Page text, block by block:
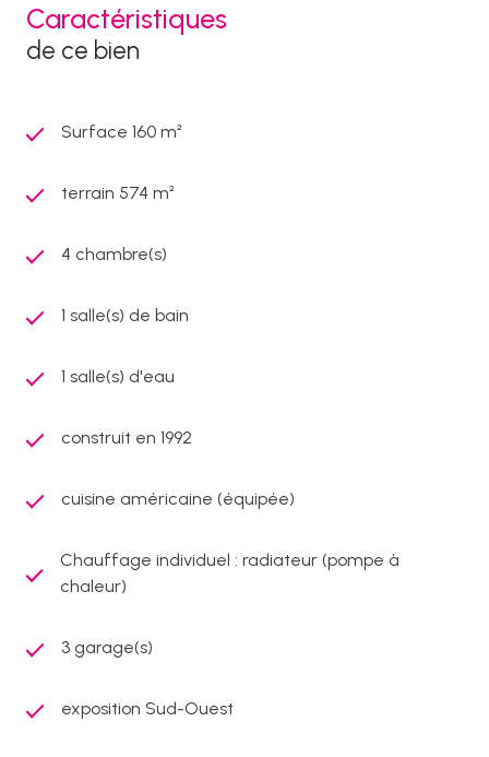
Caractéristiques
de ce bien
Surface 160 m²
terrain 574 m²
4 chambre(s)
1 salle(s) de bain
1 salle(s) d'eau
construit en 1992
cuisine américaine (équipée)
Chauffage individuel : radiateur (pompe à
chaleur)
3 garage(s)
exposition Sud-Ouest